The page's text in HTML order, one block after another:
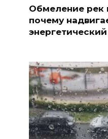
Обмеление рек
почему